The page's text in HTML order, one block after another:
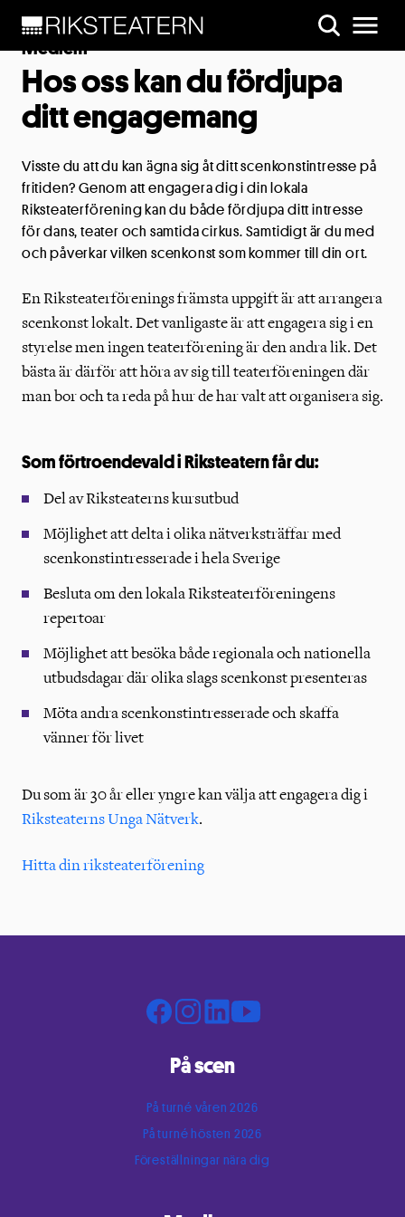
Medlem
Hos oss kan du fördjupa
ditt engagemang
Visste du att du kan ägna sig åt ditt scenkonstintresse på
fritiden? Genom att engagera dig i din lokala
Riksteaterförening kan du både fördjupa ditt intresse
för dans, teater och samtida cirkus. Samtidigt är du med
och påverkar vilken scenkonst som kommer till din ort.
En Riksteaterförenings främsta uppgift är att arrangera
scenkonst lokalt. Det vanligaste är att engagera sig i en
styrelse men ingen teaterförening är den andra lik. Det
bästa är därför att höra av sig till teaterföreningen där
man bor och ta reda på hur de har valt att organisera sig.
Som förtroendevald i Riksteatern får du:
Del av Riksteaterns kursutbud
Möjlighet att delta i olika nätverksträffar med
scenkonstintresserade i hela Sverige
Besluta om den lokala Riksteaterföreningens
repertoar
Möjlighet att besöka både regionala och nationella
utbudsdagar där olika slags scenkonst presenteras
Möta andra scenkonstintresserade och skaffa
vänner för livet
Du som är 30 år eller yngre kan välja att engagera dig i
Riksteaterns Unga Nätverk.
Hitta din riksteaterförening
På scen
På turné våren 2026
På turné hösten 2026
Föreställningar nära dig
Facebook page
Instagram page
LinkedIn page
Youtube page